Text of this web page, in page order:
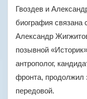
Гвоздев и
биография связана
Александр
позывной
антрополог,
фронта, продолжил
передовой.